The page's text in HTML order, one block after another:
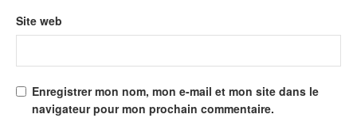
Site web
Enregistrer mon nom, mon e-mail et mon site dans le
navigateur pour mon prochain commentaire.